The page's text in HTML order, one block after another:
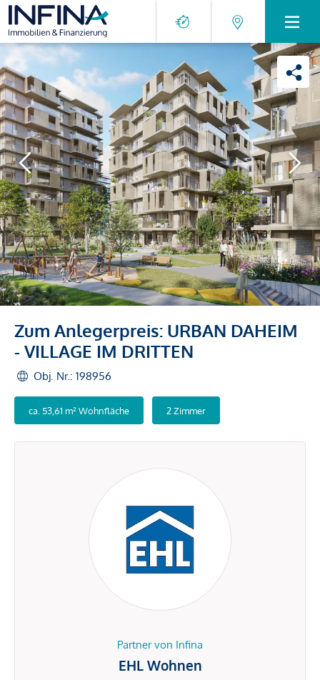
Zum Anlegerpreis: URBAN DAHEIM
- VILLAGE IM DRITTEN
Obj. Nr.: 198956
ca. 53,61 m² Wohnfläche 2 Zimmer
Partner von Infina
EHL Wohnen